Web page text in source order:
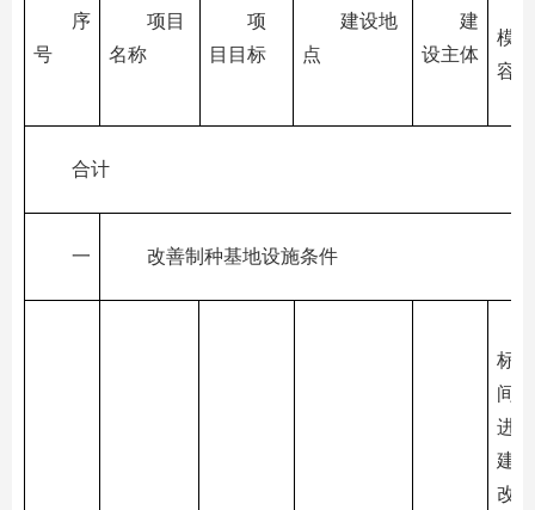
序
号
项目
名称
项
目目标
建设地
点
建
设主体
模
容
合计
一 改善制种基地设施条件
标
间
进
建
改